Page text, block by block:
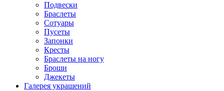
Подвески
Браслеты
Сотуары
Пусеты
Запонки
Кресты
Браслеты на ногу
Броши
Джекеты
Галерея украшений